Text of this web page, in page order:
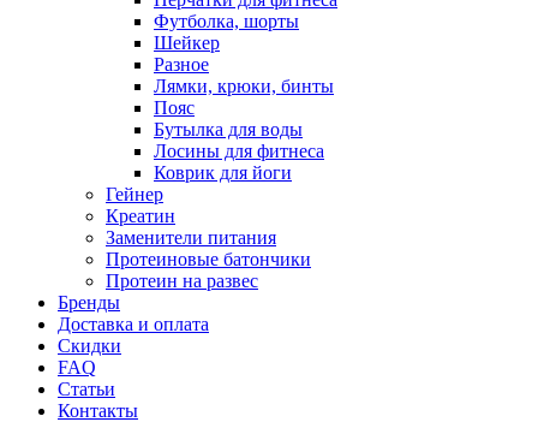
Футболка, шорты
Шейкер
Разное
Лямки, крюки, бинты
Пояс
Бутылка для воды
Лосины для фитнеса
Коврик для йоги
Гейнер
Креатин
Заменители питания
Протеиновые батончики
Протеин на развес
Бренды
Доставка и оплата
Скидки
FAQ
Статьи
Контакты